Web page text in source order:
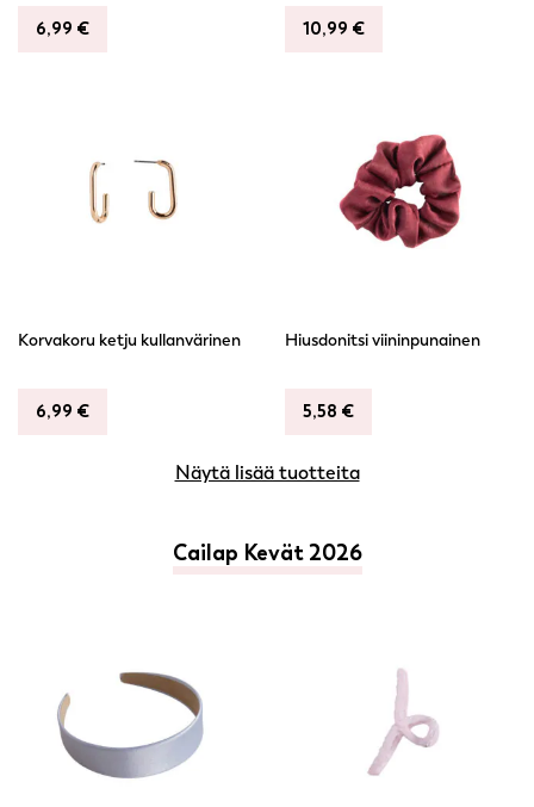
6,99 € 10,99 €
Korvakoru ketju kullanvärinen
6,99 €
Hiusdonitsi viininpunainen
5,58 €
Näytä lisää tuotteita
Cailap Kevät 2026